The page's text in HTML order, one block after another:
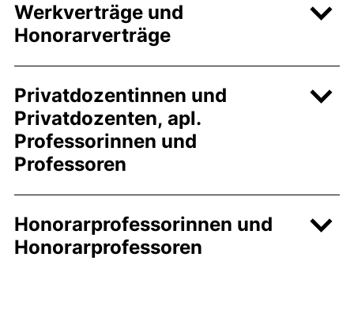
Werkverträge und
Honorarverträge
Privatdozentinnen und
Privatdozenten, apl.
Professorinnen und
Professoren
Honorarprofessorinnen und
Honorarprofessoren